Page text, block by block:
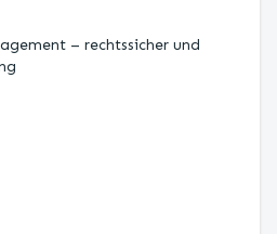
– rechtssicher und